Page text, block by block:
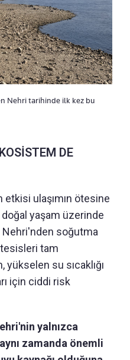
Nehri tarihinde ilk kez bu
DE
etkisi ulaşımın ötesine
yaşam üzerinde
Nehri'nden soğutma
tam
yükselen su sıcaklığı
için ciddi risk
yalnızca
zamanda önemli